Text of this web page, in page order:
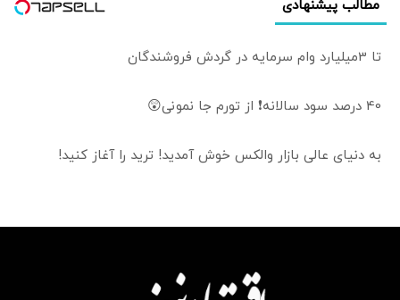
مطالب پیشنهادی
تا 3میلیارد وام سرمایه در گردش فروشندگان
40 درصد سود سالانه❗ از تورم جا نمونی😲
به دنیای عالی بازار والکس خوش آمدید! ترید را آغاز کنید!